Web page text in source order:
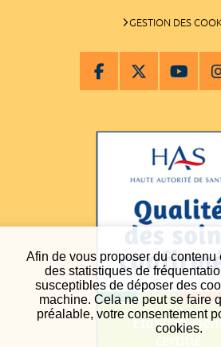
Afin de vous proposer du
des statistiques de
susceptibles de déposer des
machine. Cela ne peut se faire
préalable, votre consentement
cookies.
GESTION DES